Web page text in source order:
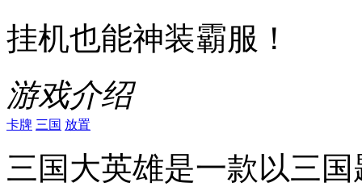
挂机也能神装霸服！
游戏介绍
卡牌 三国 放置
三国大英雄是一款以三